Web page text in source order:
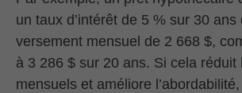
un taux d’intérêt de 5 % sur 30
versement mensuel de 2 668 $,
à 3 286 $ sur 20 ans. Si cela réduit
mensuels et améliore